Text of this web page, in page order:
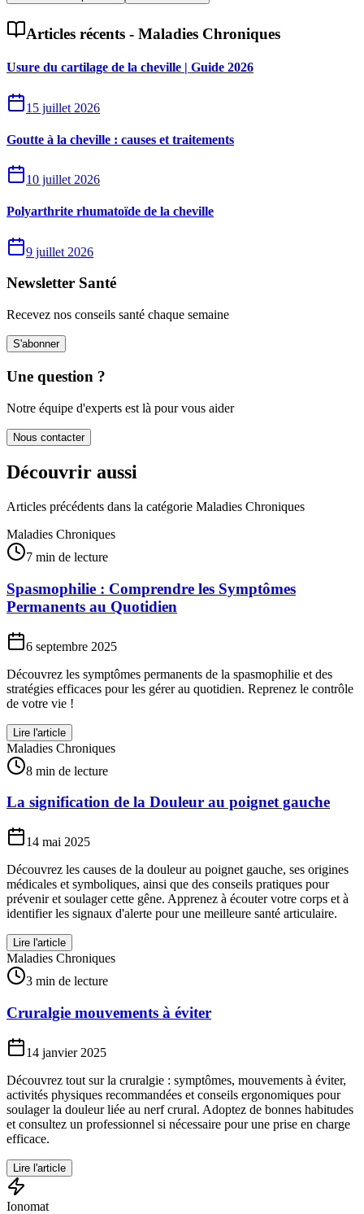
Articles récents - Maladies Chroniques
Usure du cartilage de la cheville | Guide 2026
15 juillet 2026
Goutte à la cheville : causes et traitements
10 juillet 2026
Polyarthrite rhumatoïde de la cheville
9 juillet 2026
Newsletter Santé
Recevez nos conseils santé chaque semaine
S'abonner
Une question ?
Notre équipe d'experts est là pour vous aider
Nous contacter
Découvrir aussi
Articles précédents dans la catégorie Maladies Chroniques
Maladies Chroniques
7 min de lecture
Spasmophilie : Comprendre les Symptômes
Permanents au Quotidien
6 septembre 2025
Découvrez les symptômes permanents de la spasmophilie et des
stratégies efficaces pour les gérer au quotidien. Reprenez le contrôle
de votre vie !
Lire l'article
Maladies Chroniques
8 min de lecture
La signification de la Douleur au poignet gauche
14 mai 2025
Découvrez les causes de la douleur au poignet gauche, ses origines
médicales et symboliques, ainsi que des conseils pratiques pour
prévenir et soulager cette gêne. Apprenez à écouter votre corps et à
identifier les signaux d'alerte pour une meilleure santé articulaire.
Lire l'article
Maladies Chroniques
3 min de lecture
Cruralgie mouvements à éviter
14 janvier 2025
Découvrez tout sur la cruralgie : symptômes, mouvements à éviter,
activités physiques recommandées et conseils ergonomiques pour
soulager la douleur liée au nerf crural. Adoptez de bonnes habitudes
et consultez un professionnel si nécessaire pour une prise en charge
efficace.
Lire l'article
Ionomat